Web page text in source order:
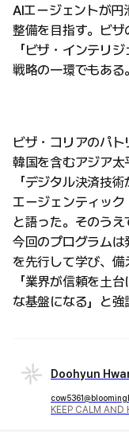
AIエージェントが円
整備を目指す。ビ
「ビザ・インテリ
戦略の一環でもある。
ビザ・コリアのパト
韓国を含むアジア太
「デジタル決済技
エージェンティック
と語った。そのうえ
今回のプログラム
を先行して学び、備
「業界が信頼を土
な基盤になる」と強
Doohyun
KEEP CALM AND